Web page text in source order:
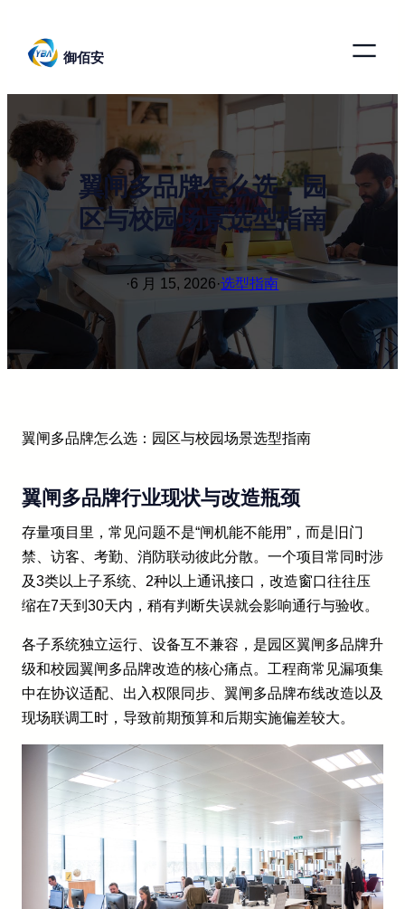
御佰安
翼闸多品牌怎么选：园
区与校园场景选型指南
·6 月 15, 2026·选型指南
翼闸多品牌怎么选：园区与校园场景选型指南
翼闸多品牌行业现状与改造瓶颈
存量项目里，常见问题不是“闸机能不能用”，而是旧门
禁、访客、考勤、消防联动彼此分散。一个项目常同时涉
及3类以上子系统、2种以上通讯接口，改造窗口往往压
缩在7天到30天内，稍有判断失误就会影响通行与验收。
各子系统独立运行、设备互不兼容，是园区翼闸多品牌升
级和校园翼闸多品牌改造的核心痛点。工程商常见漏项集
中在协议适配、出入权限同步、翼闸多品牌布线改造以及
现场联调工时，导致前期预算和后期实施偏差较大。